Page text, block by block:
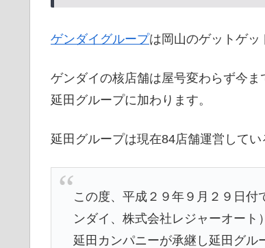
ゲンダイグループは岡山のゲットゲッ
ゲンダイの核店舗は屋号変わらず今
延田グループに加わります。
延田グループは現在84店舗運営してい
この度、平成２９年９月２９日
ンダイ、株式会社レジャーオー
延田カンパニーが承継し延田グル